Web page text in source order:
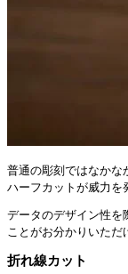
普通の彫刻ではなかな
ハーフカットが威力を
データのデザイン性を
ことがお分かりいただ
折れ線カット